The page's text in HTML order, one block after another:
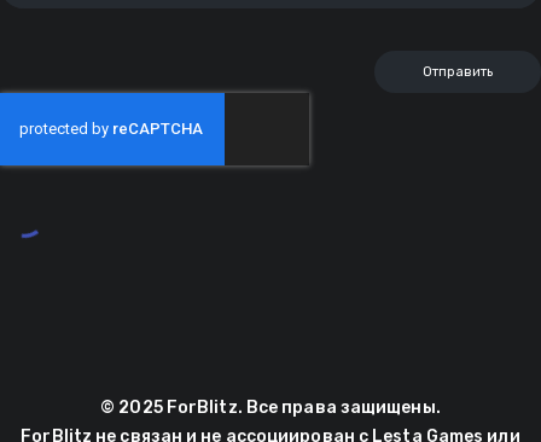
© 2025 ForBlitz. Все права защищены.
ForBlitz не связан и не ассоциирован с Lesta Games или